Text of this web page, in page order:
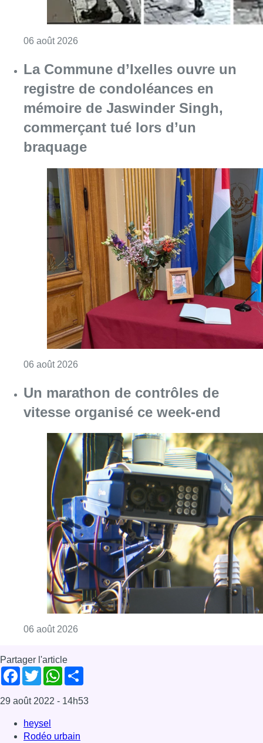
06 août 2026
La Commune d’Ixelles ouvre un
registre de condoléances en
mémoire de Jaswinder Singh,
commerçant tué lors d’un
braquage
06 août 2026
Un marathon de contrôles de
vitesse organisé ce week-end
06 août 2026
Partager l'article
Facebook
TwitterWhatsApp
29 août 2022 - 14h53
heysel
Rodéo urbain